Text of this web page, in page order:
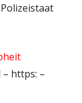
– https: –